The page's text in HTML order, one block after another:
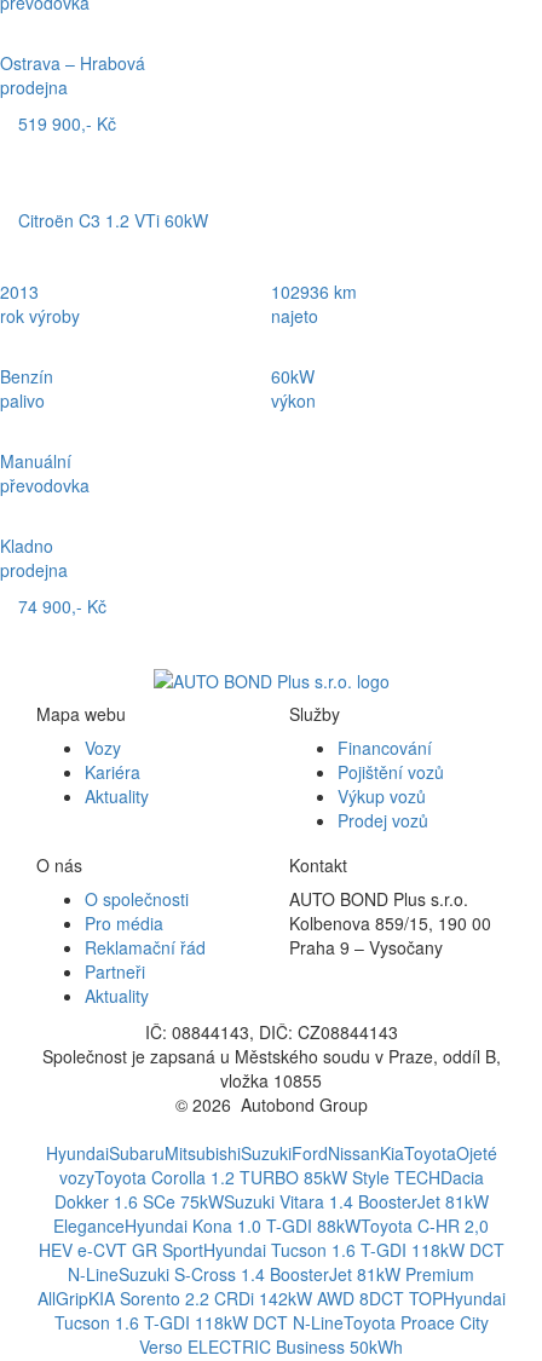
Ostrava – Hrabová
prodejna
519 900,- Kč
Citroën C3 1.2 VTi 60kW
2013
rok výroby
Benzín
palivo
Manuální
převodovka
Kladno
prodejna
102936 km
najeto
60kW
výkon
74 900,- Kč
Mapa webu
Vozy
Kariéra
Aktuality
Služby
Financování
Pojištění vozů
Výkup vozů
Prodej vozů
O nás
O společnosti
Pro média
Reklamační řád
Partneři
Aktuality
Kontakt
AUTO BOND Plus s.r.o.
Kolbenova 859/15, 190 00
Praha 9 – Vysočany
IČ: 08844143, DIČ: CZ08844143
Společnost je zapsaná u Městského soudu v Praze, oddíl B,
vložka 10855
© 2026 Autobond Group
HyundaiSubaruMitsubishiSuzukiFordNissanKiaToyotaOjeté
vozyToyota Corolla 1.2 TURBO 85kW Style TECHDacia
Dokker 1.6 SCe 75kWSuzuki Vitara 1.4 BoosterJet 81kW
EleganceHyundai Kona 1.0 T-GDI 88kWToyota C-HR 2,0
HEV e-CVT GR SportHyundai Tucson 1.6 T-GDI 118kW DCT
N-LineSuzuki S-Cross 1.4 BoosterJet 81kW Premium
AllGripKIA Sorento 2.2 CRDi 142kW AWD 8DCT TOPHyundai
Tucson 1.6 T-GDI 118kW DCT N-LineToyota Proace City
Verso ELECTRIC Business 50kWh